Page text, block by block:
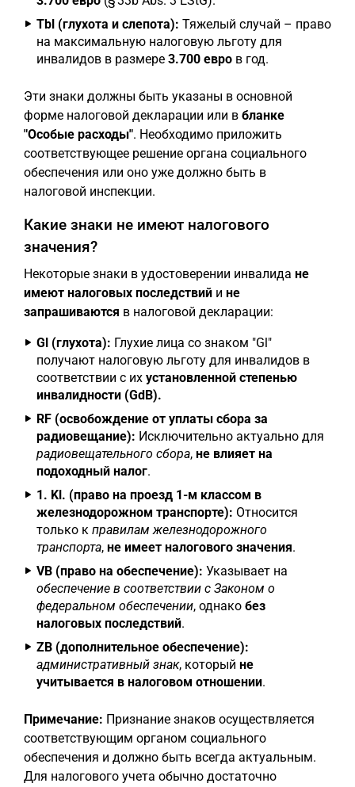
Tbl (глухота и слепота): Тяжелый случай – право
на максимальную налоговую льготу для
инвалидов в размере 3.700 евро в год.
Эти знаки должны быть указаны в основной
форме налоговой декларации или в бланке
"Особые расходы". Необходимо приложить
соответствующее решение органа социального
обеспечения или оно уже должно быть в
налоговой инспекции.
Какие знаки не имеют налогового
значения?
Некоторые знаки в удостоверении инвалида не
имеют налоговых последствий и не
запрашиваются в налоговой декларации:
Gl (глухота): Глухие лица со знаком "Gl"
получают налоговую льготу для инвалидов в
соответствии с их установленной степенью
инвалидности (GdB).
RF (освобождение от уплаты сбора за
радиовещание): Исключительно актуально для
радиовещательного сбора, не влияет на
подоходный налог.
1. Kl. (право на проезд 1-м классом в
железнодорожном транспорте): Относится
только к правилам железнодорожного
транспорта, не имеет налогового значения.
VB (право на обеспечение): Указывает на
обеспечение в соответствии с Законом о
федеральном обеспечении, однако без
налоговых последствий.
ZB (дополнительное обеспечение):
административный знак, который не
учитывается в налоговом отношении.
Примечание: Признание знаков осуществляется
соответствующим органом социального
обеспечения и должно быть всегда актуальным.
Для налогового учета обычно достаточно